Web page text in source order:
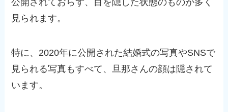
公開されておらず、目を隠した状態のものが多く
見られます。
特に、2020年に公開された結婚式の写真やSNSで
見られる写真もすべて、旦那さんの顔は隠されて
います。